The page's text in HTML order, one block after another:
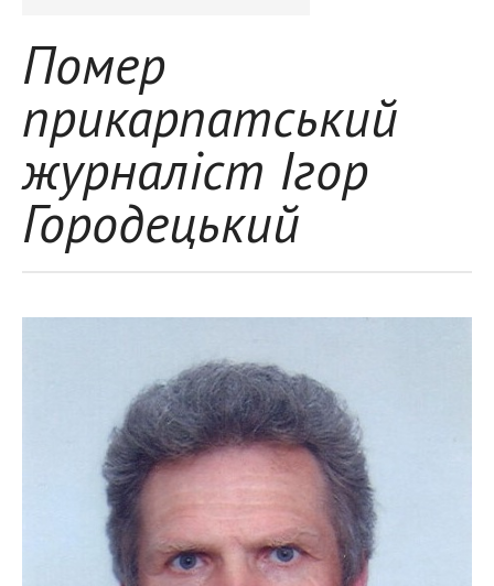
Помер
прикарпатський
журналіст Ігор
Городецький